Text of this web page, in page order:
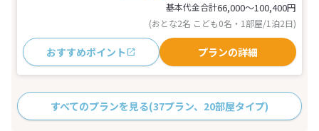
基本代金合計66,000〜100,400円
(おとな2名 こども0名・1部屋/1泊2日)
おすすめポイント プランの詳細
すべてのプランを見る(37プラン、20部屋タイプ)